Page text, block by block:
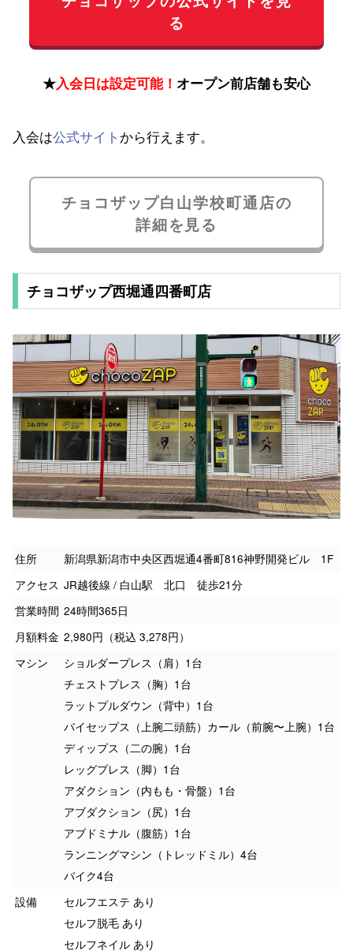
る
★入会日は設定可能！ オープン前店舗も安心
入会は公式サイト から行えます。
チョコザップ白山学校町通店の
詳細を見る
チョコザップ西堀通四番町店
住所
新潟県新潟市中央区西堀通4番町816神野開発ビル 1F
アクセス JR越後線 / 白山駅 北口 徒歩21分
営業時間 24時間365日
月額料金 2,980円（税込 3,278円）
マシン
ショルダープレス（肩）1台
チェストプレス（胸）1台
ラットプルダウン（背中）1台
バイセップス（上腕二頭筋）カール（前腕〜上腕）1台
ディップス（二の腕）1台
レッグプレス（脚）1台
アダクション（内もも・骨盤）1台
アブダクション（尻）1台
アブドミナル（腹筋）1台
ランニングマシン（トレッドミル）4台
バイク4台
設備
セルフエステ あり
セルフ脱毛 あり
セルフネイル あり